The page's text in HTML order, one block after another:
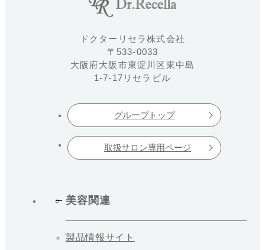
ドクターリセラ株式会社
〒533-0033
大阪府大阪市東淀川区東中島
1-7-17リセラビル
グループトップ
取扱サロン専用ページ
美容関連
製品情報サイト